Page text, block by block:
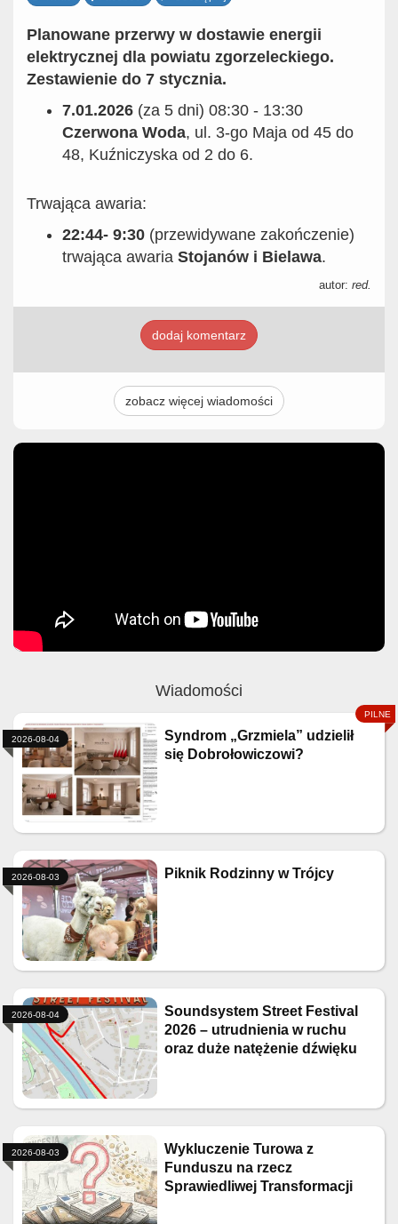
Planowane przerwy w dostawie energii
elektrycznej dla powiatu zgorzeleckiego.
Zestawienie do 7 stycznia.
7.01.2026 (za 5 dni) 08:30 - 13:30
Czerwona Woda, ul. 3-go Maja od 45 do
48, Kuźniczyska od 2 do 6.
Trwająca awaria:
22:44- 9:30 (przewidywane zakończenie)
trwająca awaria Stojanów i Bielawa.
autor: red.
dodaj komentarz
zobacz więcej wiadomości
Wiadomości
Syndrom „Grzmiela” udzielił
się Dobrołowiczowi?
2026-08-04
Piknik Rodzinny w Trójcy
2026-08-03
Soundsystem Street Festival
2026 – utrudnienia w ruchu
oraz duże natężenie dźwięku
2026-08-04
Wykluczenie Turowa z
Funduszu na rzecz
Sprawiedliwej Transformacji
2026-08-03